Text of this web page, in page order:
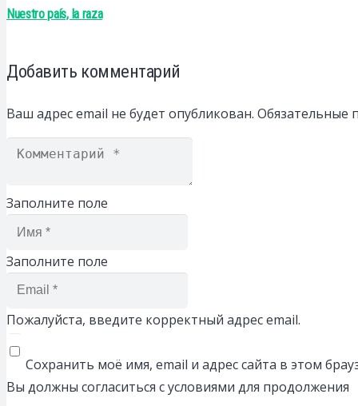
Nuestro país, la raza
Добавить комментарий
Ваш адрес email не будет опубликован. Обязательные
Заполните поле
Заполните поле
Пожалуйста, введите корректный адрес email.
Сохранить моё имя, email и адрес сайта в этом
Вы должны согласиться с условиями для продолжения